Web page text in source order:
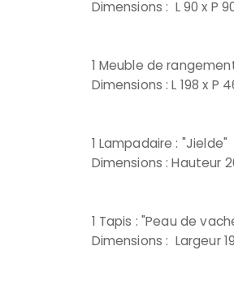
Dimensions : L 90 x P
1 Meuble de
Dimensions : L 198 x P
1 Lampadaire : "Jielde"
Dimensions : Hauteur
1 Tapis : "Peau de
Dimensions : Largeur